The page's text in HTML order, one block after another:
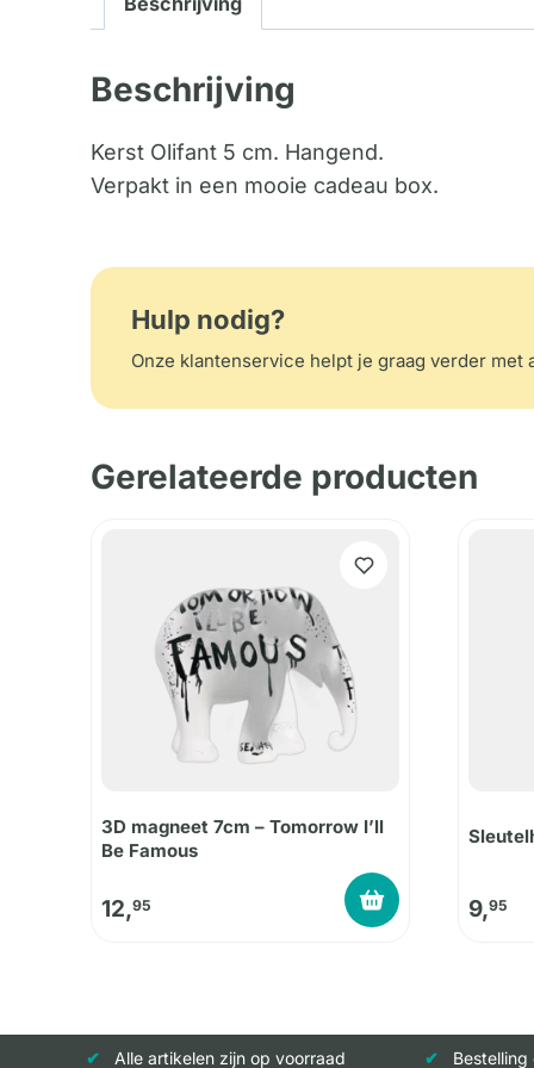
Beschrijving
Kerst Olifant 5 cm. Hangend.
Verpakt in een mooie cadeau box.
Hulp nodig?
Onze klantenservice helpt je graag verder met
Gerelateerde producten
3D magneet 7cm – Tomorrow I’ll
Be Famous
12,95 9,95
Alle artikelen zijn op voorraad